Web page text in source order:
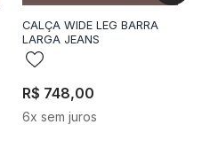
CALÇA WIDE LEG BARRA
LARGA JEANS
R$ 748,00
6x sem juros